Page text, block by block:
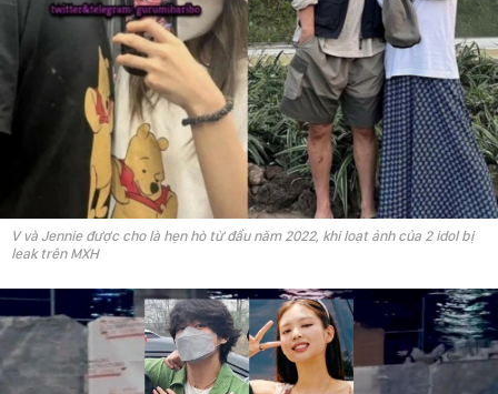
V và Jennie được cho là hẹn hò từ đầu năm 2022, khi loạt ảnh của 2 idol bị
leak trên MXH